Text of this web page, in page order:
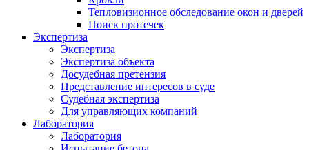
Тепловизионное обследование окон и дверей
Поиск протечек
Экспертиза
Экспертиза
Экспертиза объекта
Досудебная претензия
Представление интересов в суде
Судебная экспертиза
Для управляющих компаний
Лаборатория
Лаборатория